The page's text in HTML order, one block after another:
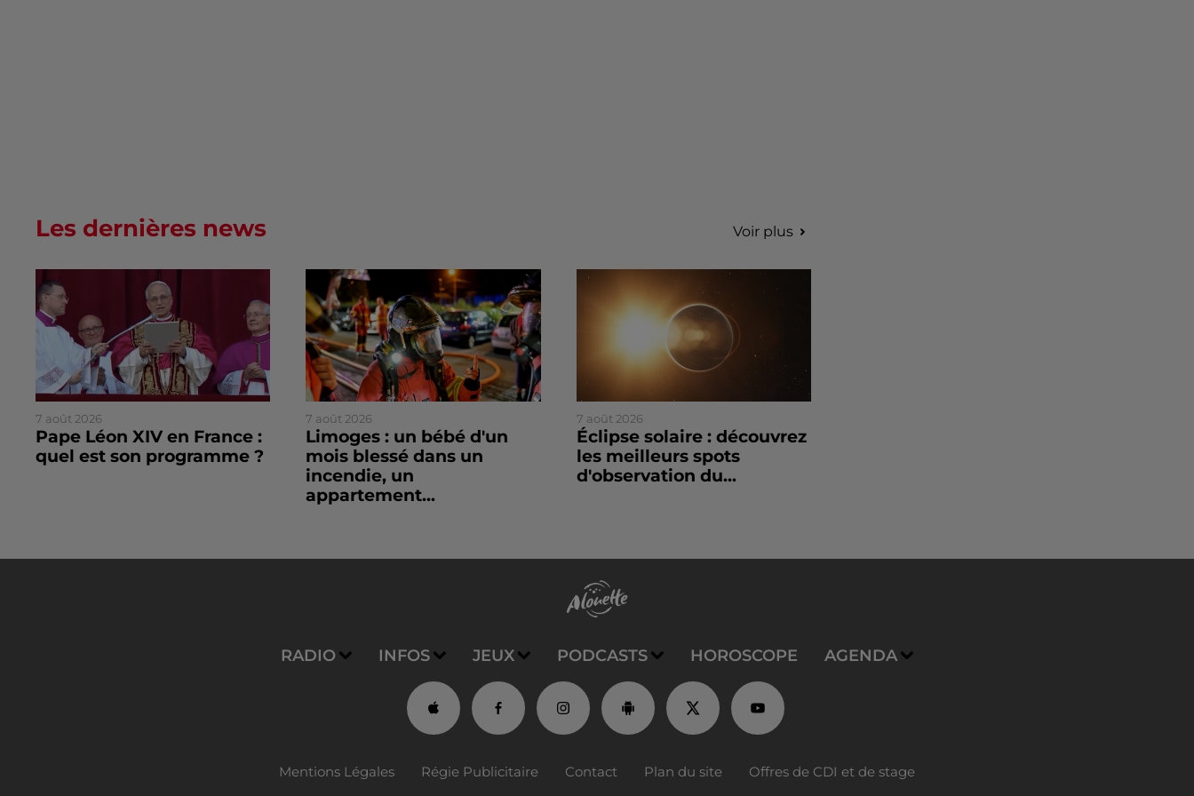
Les dernières news Voir plus
7 août 2026
Pape Léon XIV en France :
quel est son programme ?
7 août 2026
Limoges : un bébé d'un
mois blessé dans un
incendie, un
appartement...
7 août 2026
Éclipse solaire : découvrez
les meilleurs spots
d'observation du...
RADIO INFOS JEUX PODCASTS HOROSCOPE AGENDA
Mentions Légales Régie Publicitaire Contact Plan du site Offres de CDI et de stage